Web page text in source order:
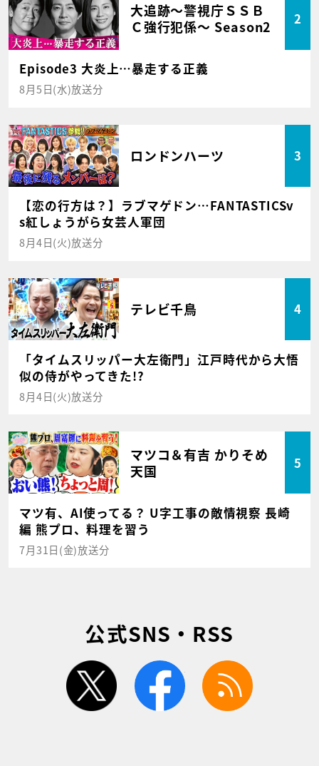
大追跡～警視庁ＳＳＢ
Ｃ強行犯係～ Season2
2
Episode3 大炎上…暴走する正義
8月5日(水)放送分
ロンドンハーツ 3
【恋の行方は？】ラブマゲドン…FANTASTICSv
s紅しょうがら女芸人軍団
8月4日(火)放送分
テレビ千鳥 4
「タイムスリッパー大左衛門」江戸時代から大悟
似の侍がやってきた!?
8月4日(火)放送分
マツコ＆有吉 かりそめ
天国
5
マツ有、AI使ってる？ U字工事の敵情視察 長崎
編 熊プロ、料理を習う
7月31日(金)放送分
公式SNS・RSS
twitter facebook